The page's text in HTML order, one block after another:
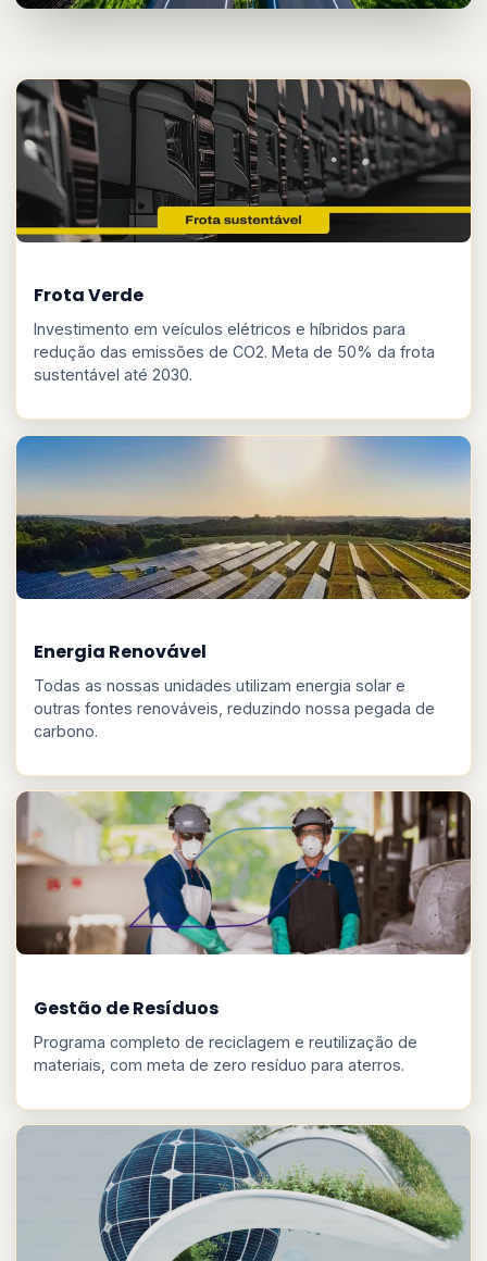
Frota Verde
Investimento em veículos elétricos e híbridos para
redução das emissões de CO2. Meta de 50% da frota
sustentável até 2030.
Energia Renovável
Todas as nossas unidades utilizam energia solar e
outras fontes renováveis, reduzindo nossa pegada de
carbono.
Gestão de Resíduos
Programa completo de reciclagem e reutilização de
materiais, com meta de zero resíduo para aterros.